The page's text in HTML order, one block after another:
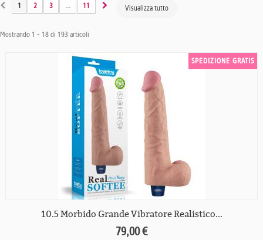
Visualizza tutto
1 2 3 ... 11
Mostrando 1 - 18 di 193 articoli
SPEDIZIONE GRATIS
10.5 Morbido Grande Vibratore Realistico...
79,00 €